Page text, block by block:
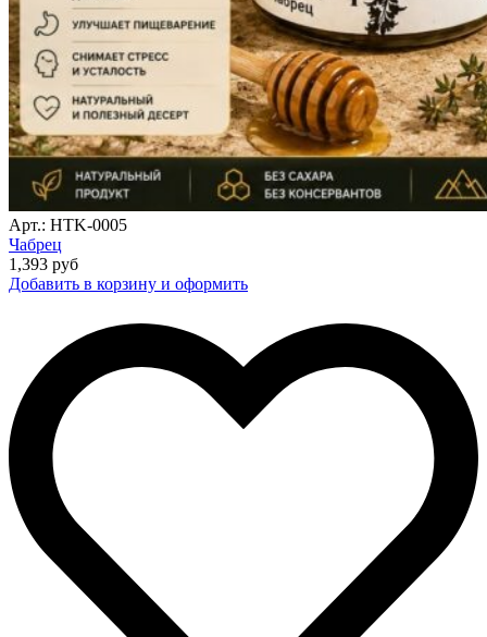
Арт.: HTK-0005
Чабрец
1,393 руб
Добавить в корзину и оформить